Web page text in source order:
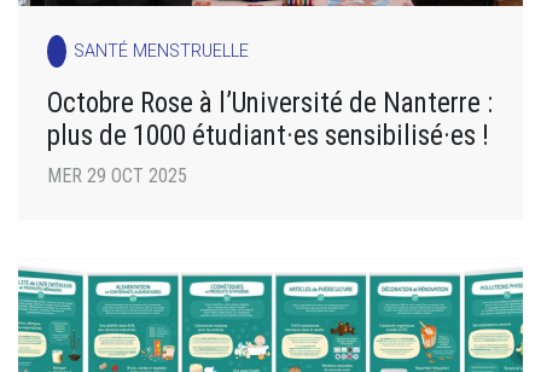
SANTÉ MENSTRUELLE
Octobre Rose à l’Université de Nanterre :
plus de 1000 étudiant·es sensibilisé·es !
MER 29 OCT 2025